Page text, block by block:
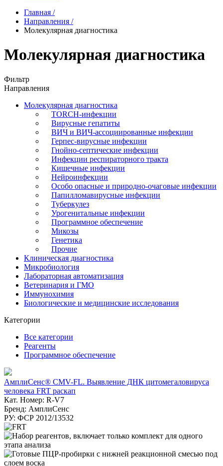
Главная /
Направления /
Молекулярная диагностика
Молекулярная диагностика
Фильтр
Направления
Молекулярная диагностика
TORCH-инфекции
Вирусные гепатиты
ВИЧ и ВИЧ-ассоциированные инфекции
Герпес-вирусные инфекции
Гнойно-септические инфекции
Инфекции респираторного тракта
Кишечные инфекции
Нейроинфекции
Особо опасные и природно-очаговые инфекции
Папилломавирусные инфекции
Туберкулез
Урогенитальные инфекции
Программное обеспечение
Микозы
Генетика
Прочие
Клиническая диагностика
Микробиология
Лабораторная автоматизация
Ветеринария и ГМО
Иммунохимия
Биологические и медицинские исследования
Категории
Все категории
Реагенты
Программное обеспечение
АмплиСенс® CMV-FL. Выявление ДНК цитомегаловируса
человека FRT раскап
Кат. Номер: R-V7
Бренд: АмплиСенс
РУ: ФСР 2012/13532